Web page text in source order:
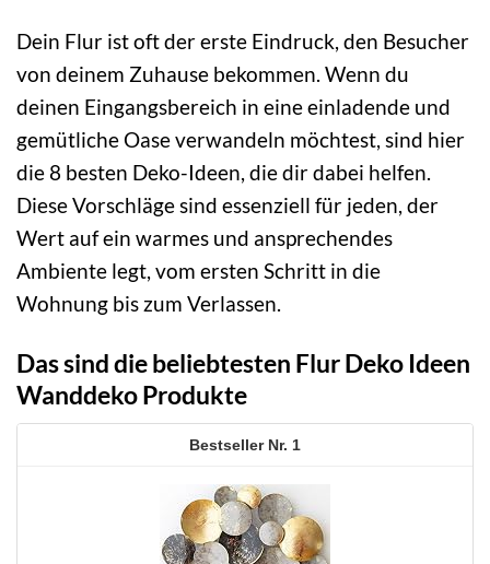
Dein Flur ist oft der erste Eindruck, den Besucher
von deinem Zuhause bekommen. Wenn du
deinen Eingangsbereich in eine einladende und
gemütliche Oase verwandeln möchtest, sind hier
die 8 besten Deko-Ideen, die dir dabei helfen.
Diese Vorschläge sind essenziell für jeden, der
Wert auf ein warmes und ansprechendes
Ambiente legt, vom ersten Schritt in die
Wohnung bis zum Verlassen.
Das sind die beliebtesten Flur Deko Ideen
Wanddeko Produkte
1